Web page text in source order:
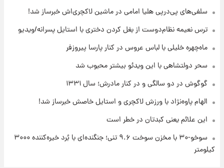
+جدول
۱۲ ساعت پیش
قیمت محصولات ایران‌خودرو و سایپا امروز شنبه
سلفی‌های پی‌درپی هلیا امامی در ماشین لاکچری‌اش خبرساز شد!
ترس نعیمه نظام‌دوست از بغل کردن دختری با استایل پسرانه/ویدیو
ماه‌چهره خلیلی با لباس عروس در کنار پارسا پیروزفر
سحر دولتشاهی با این ویدئو بیشتر محبوب شد
گوگوش در دو سالگی و در کنار مادرش؛ سال ۱۳۳۱
الهام پاوه‌نژاد با ورزش لاکچری و استایل خاصش خبرساز شد!
این علائم یعنی کبدتان در خطر است
سوخو-۳۰ با مخزن سوخت ۹.۶ تنی؛ جنگنده‌ای با بُرد خیره‌کننده ۳۰۰۰
کیلومتر